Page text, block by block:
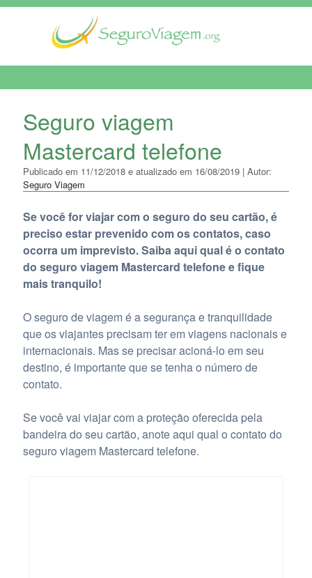
Seguro viagem
Mastercard telefone
Publicado em 11/12/2018 e atualizado em 16/08/2019 | Autor:
Seguro Viagem
Se você for viajar com o seguro do seu cartão, é
preciso estar prevenido com os contatos, caso
ocorra um imprevisto. Saiba aqui qual é o contato
do seguro viagem Mastercard telefone e fique
mais tranquilo!
O seguro de viagem é a segurança e tranquilidade
que os viajantes precisam ter em viagens nacionais e
internacionais. Mas se precisar acioná-lo em seu
destino, é importante que se tenha o número de
contato.
Se você vai viajar com a proteção oferecida pela
bandeira do seu cartão, anote aqui qual o contato do
seguro viagem Mastercard telefone.